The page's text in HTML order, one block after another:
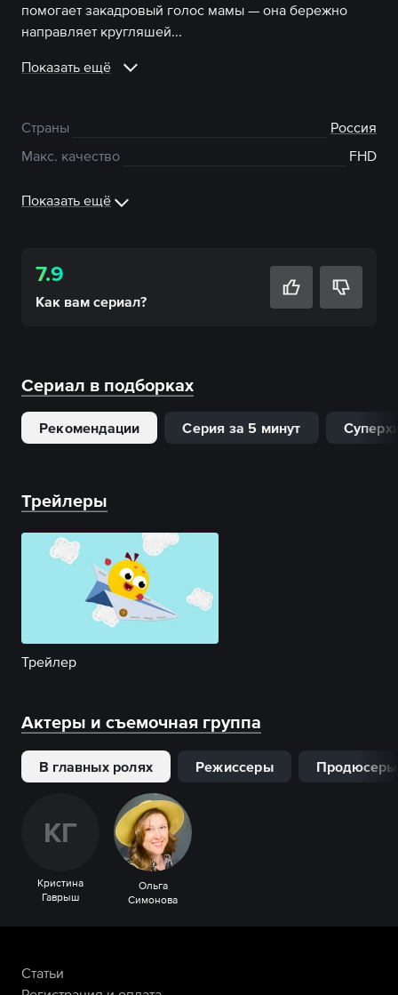
помогает закадровый голос мамы — она бережно
направляет кругляшей...
Показать ещё
Страны
Россия
Макс. качество
FHD
Показать ещё
7.9
Как вам сериал?
Сериал в подборках
Рекомендации Серия за 5 минут
Трейлеры
Трейлер
Актеры и съемочная группа
В главных ролях Режиссеры Продюсеры
КГ
Кристина
Гаврыш
Ольга
Симонова
Статьи